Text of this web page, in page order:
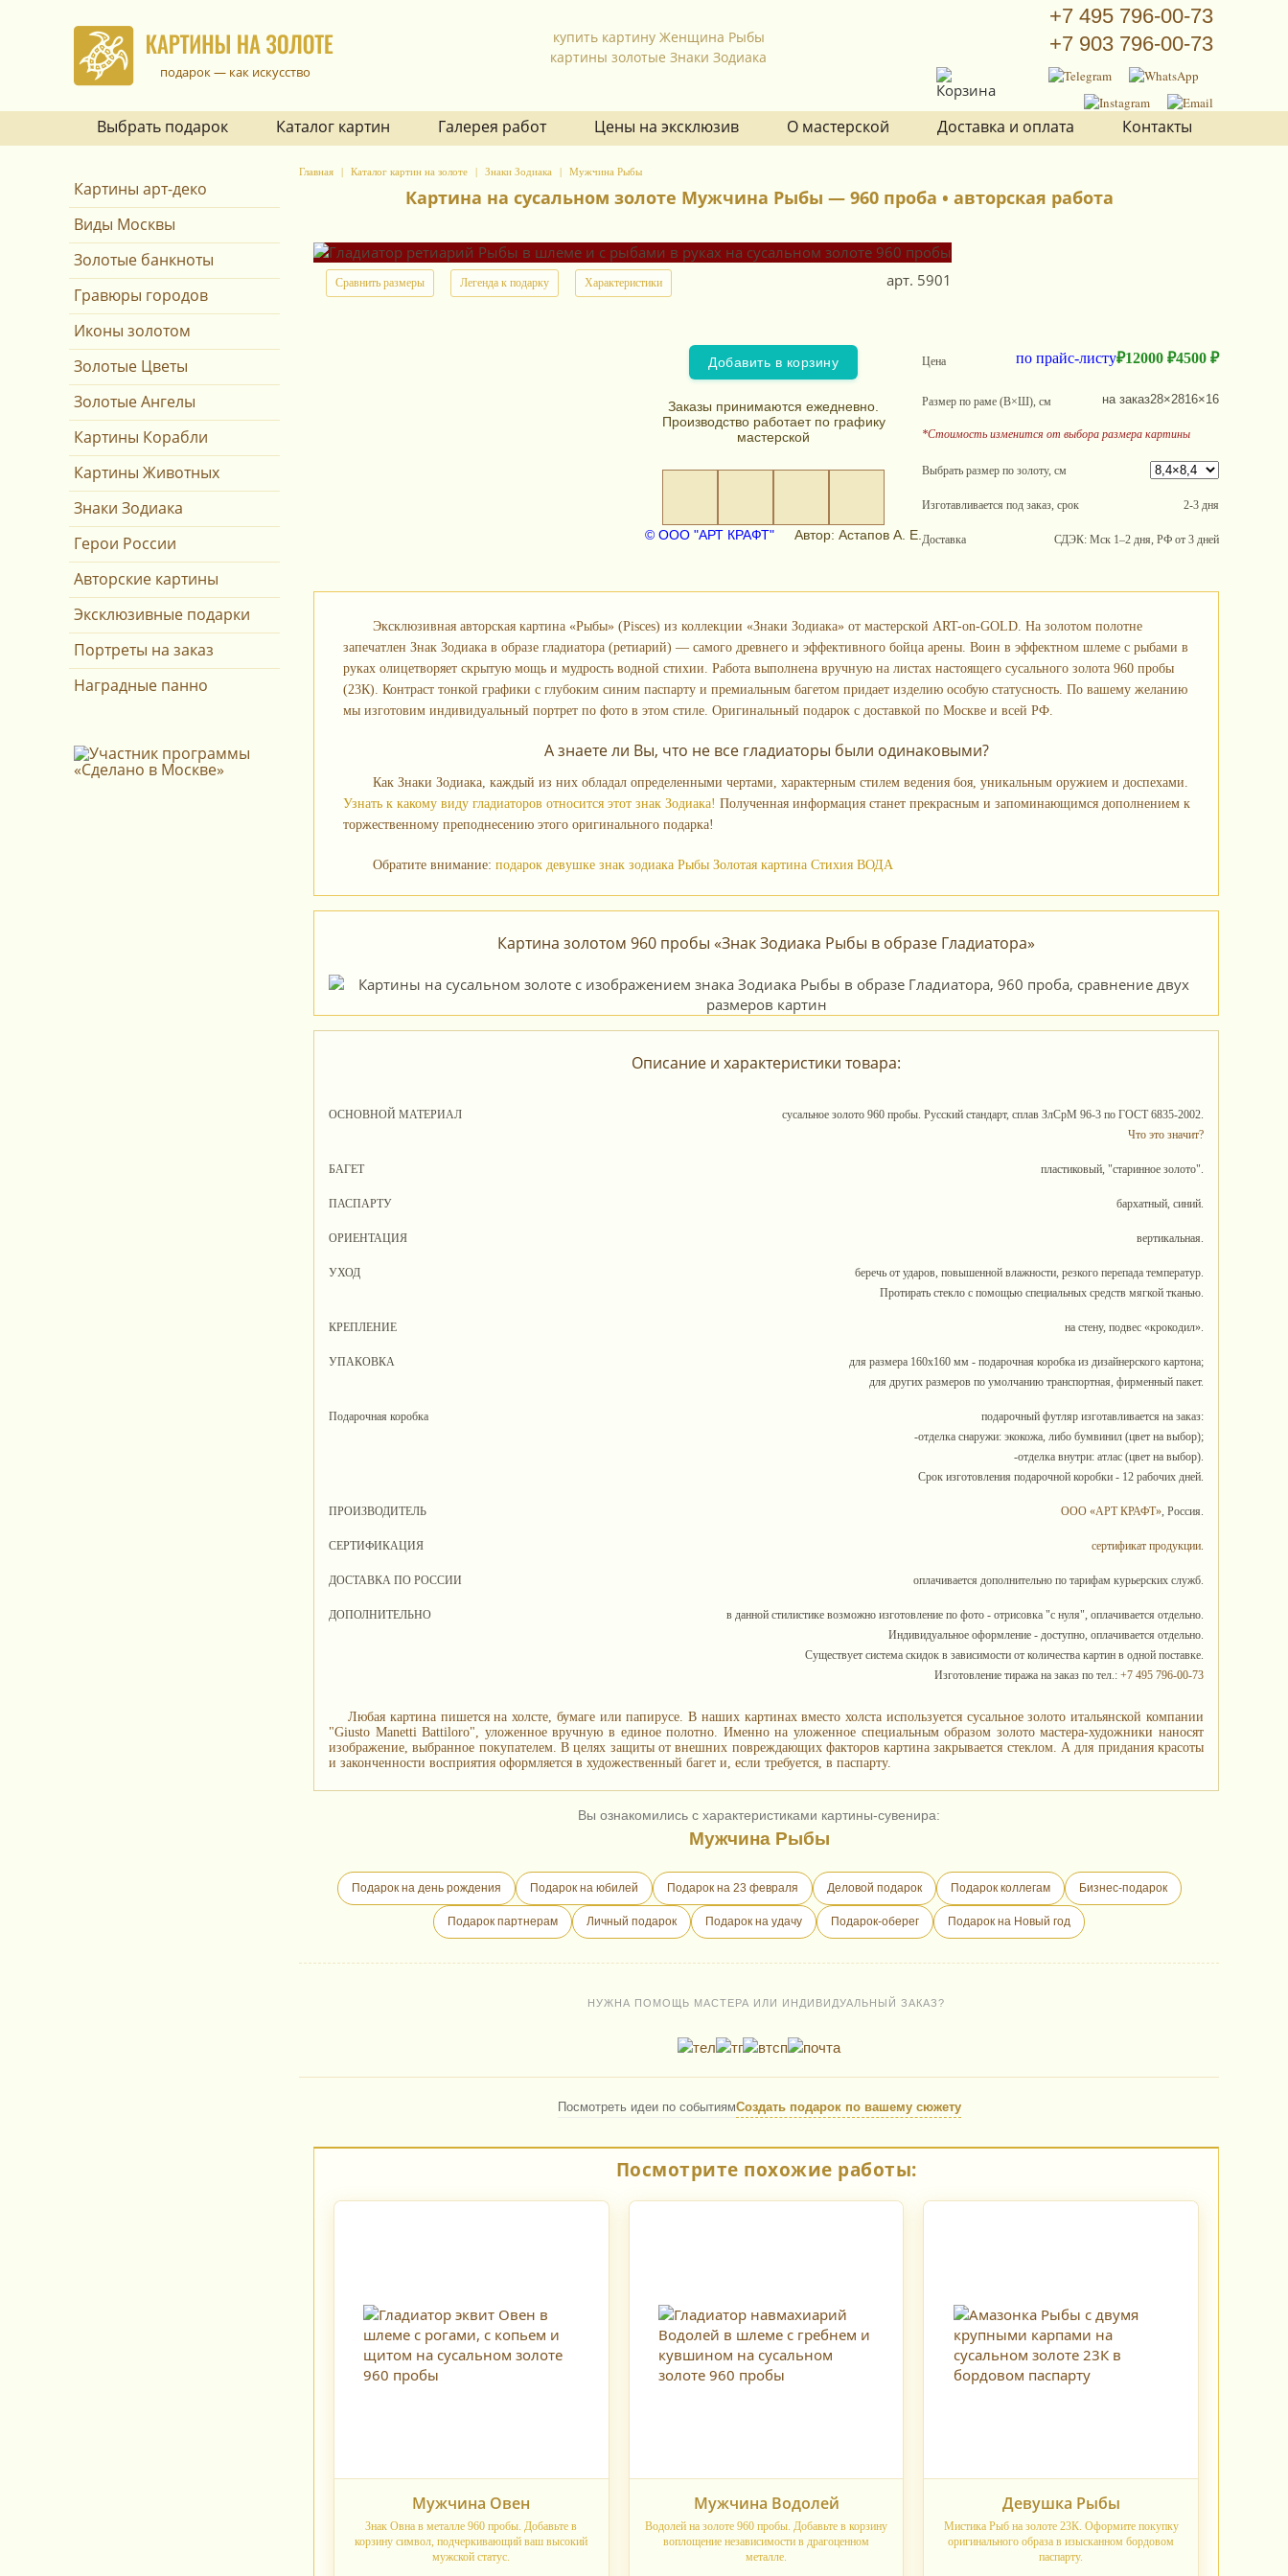
подарок — как искусство
купить картину Женщина Рыбы
картины золотые Знаки Зодиака
+7 495 796-00-73
+7 903 796-00-73
Выбрать подарок Каталог картин Галерея работ Цены на эксклюзив О мастерской Доставка и оплата Контакты
Картины арт-деко
Виды Москвы
Золотые банкноты
Гравюры городов
Иконы золотом
Золотые Цветы
Золотые Ангелы
Картины Корабли
Картины Животных
Знаки Зодиака
Герои России
Авторские картины
Эксклюзивные подарки
Портреты на заказ
Наградные панно
Главная Каталог картин на золоте Знаки Зодиака Мужчина Рыбы
Картина на сусальном золоте Мужчина Рыбы — 960 проба • авторская работа
Сравнить размеры Легенда к подарку Характеристики арт. 5901
Цена 4500 ₽
12000 ₽
₽
по прайс-листу
Размер по раме (В×Ш), см 16×16
28×28
на заказ
*Стоимость изменится от выбора размера картины
Выбрать размер по золоту, см
Изготавливается под заказ, срок 2-3 дня
Доставка СДЭК: Мск 1–2 дня, РФ от 3 дней
Добавить в корзину
Заказы принимаются ежедневно.
Производство работает по графику
мастерской
© ООО "АРТ КРАФТ" Автор: Астапов А. Е.
Эксклюзивная авторская картина «Рыбы» (Pisces) из коллекции «Знаки Зодиака» от мастерской ART-on-GOLD. На золотом полотне
запечатлен Знак Зодиака в образе гладиатора (ретиарий) — самого древнего и эффективного бойца арены. Воин в эффектном шлеме с рыбами в
руках олицетворяет скрытую мощь и мудрость водной стихии. Работа выполнена вручную на листах настоящего сусального золота 960 пробы
(23К). Контраст тонкой графики с глубоким синим паспарту и премиальным багетом придает изделию особую статусность. По вашему желанию
мы изготовим индивидуальный портрет по фото в этом стиле. Оригинальный подарок с доставкой по Москве и всей РФ.
А знаете ли Вы, что не все гладиаторы были одинаковыми?
Как Знаки Зодиака, каждый из них обладал определенными чертами, характерным стилем ведения боя, уникальным оружием и доспехами.
Узнать к какому виду гладиаторов относится этот знак Зодиака! Полученная информация станет прекрасным и запоминающимся дополнением к
торжественному преподнесению этого оригинального подарка!
Обратите внимание: подарок девушке знак зодиака Рыбы Золотая картина Стихия ВОДА
Картина золотом 960 пробы «Знак Зодиака Рыбы в образе Гладиатора»
Описание и характеристики товара:
ОСНОВНОЙ МАТЕРИАЛ
сусальное золото 960 пробы. Русский стандарт, сплав ЗлСрМ 96-3 по ГОСТ 6835-2002.
Что это значит?
БАГЕТ пластиковый, "старинное золото".
ПАСПАРТУ бархатный, синий.
ОРИЕНТАЦИЯ вертикальная.
УХОД
беречь от ударов, повышенной влажности, резкого перепада температур.
Протирать стекло с помощью специальных средств мягкой тканью.
КРЕПЛЕНИЕ на стену, подвес «крокодил».
УПАКОВКА
для размера 160х160 мм - подарочная коробка из дизайнерского картона;
для других размеров по умолчанию транспортная, фирменный пакет.
Подарочная коробка
подарочный футляр изготавливается на заказ:
-отделка снаружи: экокожа, либо бумвинил (цвет на выбор);
-отделка внутри: атлас (цвет на выбор).
Срок изготовления подарочной коробки - 12 рабочих дней.
ПРОИЗВОДИТЕЛЬ ООО «АРТ КРАФТ», Россия.
СЕРТИФИКАЦИЯ сертификат продукции.
ДОСТАВКА ПО РОССИИ оплачивается дополнительно по тарифам курьерских служб.
ДОПОЛНИТЕЛЬНО
в данной стилистике возможно изготовление по фото - отрисовка "с нуля", оплачивается отдельно.
Индивидуальное оформление - доступно, оплачивается отдельно.
Существует система скидок в зависимости от количества картин в одной поставке.
Изготовление тиража на заказ по тел.: +7 495 796-00-73
Любая картина пишется на холсте, бумаге или папирусе. В наших картинах вместо холста используется сусальное золото итальянской компании
"Giusto Manetti Battiloro", уложенное вручную в единое полотно. Именно на уложенное специальным образом золото мастера-художники наносят
изображение, выбранное покупателем. В целях защиты от внешних повреждающих факторов картина закрывается стеклом. А для придания красоты
и законченности восприятия оформляется в художественный багет и, если требуется, в паспарту.
Вы ознакомились с характеристиками картины-сувенира:
Мужчина Рыбы
Подарок на день рождения Подарок на юбилей Подарок на 23 февраля Деловой подарок Подарок коллегам Бизнес-подарок
Подарок партнерам Личный подарок Подарок на удачу Подарок-оберег Подарок на Новый год
НУЖНА ПОМОЩЬ МАСТЕРА ИЛИ ИНДИВИДУАЛЬНЫЙ ЗАКАЗ?
Посмотреть идеи по событиямСоздать подарок по вашему сюжету
Посмотрите похожие работы:
Мужчина Овен
Знак Овна в металле 960 пробы. Добавьте в
корзину символ, подчеркивающий ваш высокий
мужской статус.
Мужчина Водолей
Водолей на золоте 960 пробы. Добавьте в корзину
воплощение независимости в драгоценном
металле.
Девушка Рыбы
Мистика Рыб на золоте 23К. Оформите покупку
оригинального образа в изысканном бордовом
паспарту.